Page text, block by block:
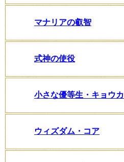
マナリアの叡智
式神の使役
小さな優等生・キョウカ
ウィズダム・コア